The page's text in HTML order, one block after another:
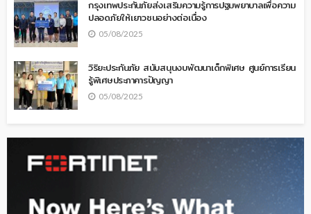
กรุงเทพประกันภัยส่งเสริมความรู้การปฐมพยาบาลเพื่อความ
ปลอดภัยให้เยาวชนอย่างต่อเนื่อง
05/08/2025
วิริยะประกันภัย สนับสนุนงบพัฒนาเด็กพิเศษ ศูนย์การเรียน
รู้พิเศษประภาคารปัญญา
05/08/2025